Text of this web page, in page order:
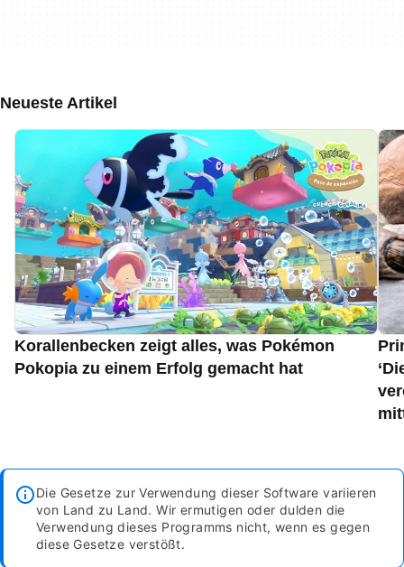
Neueste Artikel
Korallenbecken zeigt alles, was Pokémon
Pokopia zu einem Erfolg gemacht hat
Die Gesetze zur Verwendung dieser Software variieren
von Land zu Land. Wir ermutigen oder dulden die
Verwendung dieses Programms nicht, wenn es gegen
diese Gesetze verstößt.